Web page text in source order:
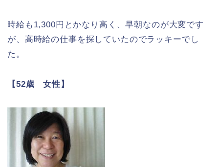
時給も1,300円とかなり高く、早朝なのが大変です
が、高時給の仕事を探していたのでラッキーでし
た。
【52歳 女性】